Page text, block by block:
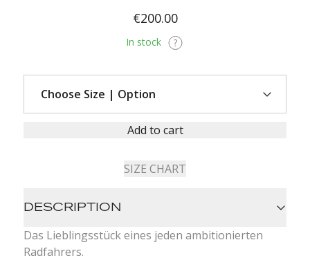
€200.00
In stock
Add to cart
SIZE CHART
DESCRIPTION
Das Lieblingsstück eines jeden ambitionierten
Radfahrers.